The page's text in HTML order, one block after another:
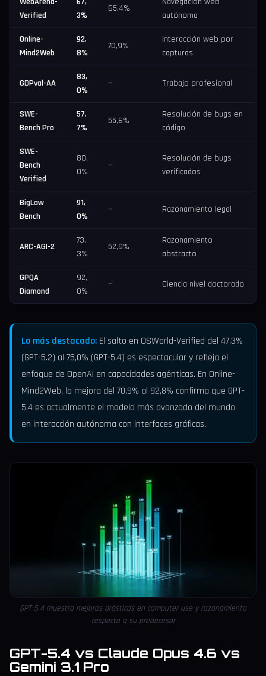
Verified
3%
65,4%
autónoma
Online-
Mind2Web
92,
8%
70,9%
Interacción web por
capturas
GDPval-AA
83,
0%
— Trabajo profesional
SWE-
Bench Pro
57,
7%
55,6%
Resolución de bugs en
código
SWE-
Bench
Verified
80,
0%
—
Resolución de bugs
verificados
BigLaw
Bench
91,
0%
— Razonamiento legal
ARC-AGI-2
73,
3%
52,9%
Razonamiento
abstracto
GPQA
Diamond
92,
0%
— Ciencia nivel doctorado
Lo más destacado: El salto en OSWorld-Verified del 47,3%
(GPT-5.2) al 75,0% (GPT-5.4) es espectacular y refleja el
enfoque de OpenAI en capacidades agénticas. En Online-
Mind2Web, la mejora del 70,9% al 92,8% confirma que GPT-
5.4 es actualmente el modelo más avanzado del mundo
en interacción autónoma con interfaces gráficas.
GPT-5.4 muestra mejoras drásticas en computer use y razonamiento
respecto a su predecesor
GPT-5.4 vs Claude Opus 4.6 vs
Gemini 3.1 Pro